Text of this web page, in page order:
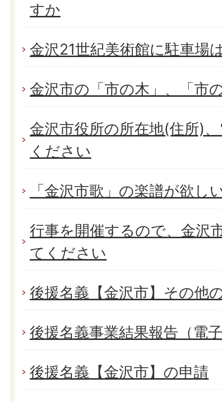
すか
金沢21世紀美術館に駐車場
金沢市の「市の木」、「市
金沢市役所の所在地(住所)
ください
「金沢市歌」の楽譜が欲し
行事を開催するので、金沢
てください
後援名義【金沢市】その他
後援名義事業結果報告（電
後援名義【金沢市】の申請